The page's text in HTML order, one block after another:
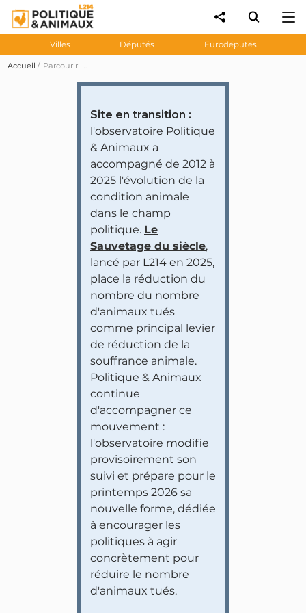
Villes Députés Eurodéputés
Accueil Parcourir les prises de position des personnalités et partis politiques
Site en transition :
l'observatoire Politique
& Animaux a
accompagné de 2012 à
2025 l'évolution de la
condition animale
dans le champ
politique. Le
Sauvetage du siècle,
lancé par L214 en 2025,
place la réduction du
nombre du nombre
d'animaux tués
comme principal levier
de réduction de la
souffrance animale.
Politique & Animaux
continue
d'accompagner ce
mouvement :
l'observatoire modifie
provisoirement son
suivi et prépare pour le
printemps 2026 sa
nouvelle forme, dédiée
à encourager les
politiques à agir
concrètement pour
réduire le nombre
d'animaux tués.